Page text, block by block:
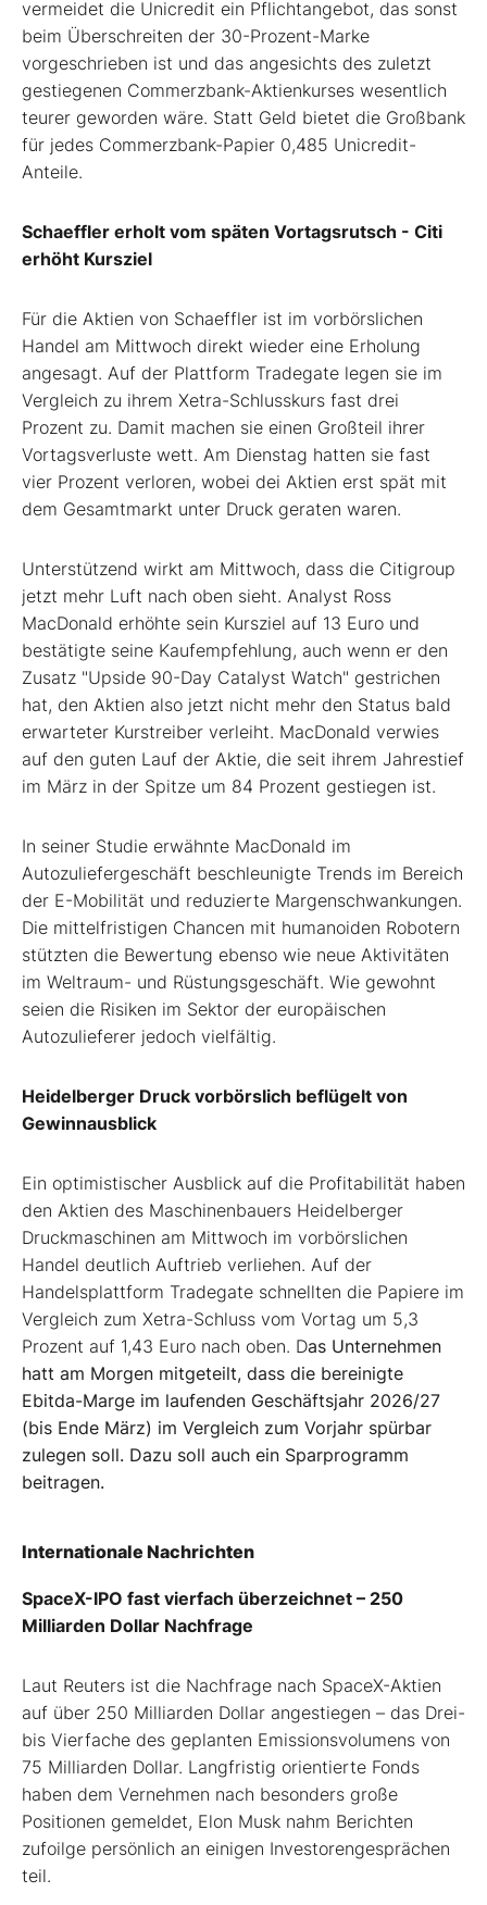
vermeidet die Unicredit ein Pflichtangebot, das sonst
beim Überschreiten der 30-Prozent-Marke
vorgeschrieben ist und das angesichts des zuletzt
gestiegenen Commerzbank-Aktienkurses wesentlich
teurer geworden wäre. Statt Geld bietet die Großbank
für jedes Commerzbank-Papier 0,485 Unicredit-
Anteile.
Schaeffler erholt vom späten Vortagsrutsch - Citi
erhöht Kursziel
Für die Aktien von Schaeffler ist im vorbörslichen
Handel am Mittwoch direkt wieder eine Erholung
angesagt. Auf der Plattform Tradegate legen sie im
Vergleich zu ihrem Xetra-Schlusskurs fast drei
Prozent zu. Damit machen sie einen Großteil ihrer
Vortagsverluste wett. Am Dienstag hatten sie fast
vier Prozent verloren, wobei dei Aktien erst spät mit
dem Gesamtmarkt unter Druck geraten waren.
Unterstützend wirkt am Mittwoch, dass die Citigroup
jetzt mehr Luft nach oben sieht. Analyst Ross
MacDonald erhöhte sein Kursziel auf 13 Euro und
bestätigte seine Kaufempfehlung, auch wenn er den
Zusatz "Upside 90-Day Catalyst Watch" gestrichen
hat, den Aktien also jetzt nicht mehr den Status bald
erwarteter Kurstreiber verleiht. MacDonald verwies
auf den guten Lauf der Aktie, die seit ihrem Jahrestief
im März in der Spitze um 84 Prozent gestiegen ist.
In seiner Studie erwähnte MacDonald im
Autozuliefergeschäft beschleunigte Trends im Bereich
der E-Mobilität und reduzierte Margenschwankungen.
Die mittelfristigen Chancen mit humanoiden Robotern
stützten die Bewertung ebenso wie neue Aktivitäten
im Weltraum- und Rüstungsgeschäft. Wie gewohnt
seien die Risiken im Sektor der europäischen
Autozulieferer jedoch vielfältig.
Heidelberger Druck vorbörslich beflügelt von
Gewinnausblick
Ein optimistischer Ausblick auf die Profitabilität haben
den Aktien des Maschinenbauers Heidelberger
Druckmaschinen am Mittwoch im vorbörslichen
Handel deutlich Auftrieb verliehen. Auf der
Handelsplattform Tradegate schnellten die Papiere im
Vergleich zum Xetra-Schluss vom Vortag um 5,3
Prozent auf 1,43 Euro nach oben. Das Unternehmen
hatt am Morgen mitgeteilt, dass die bereinigte
Ebitda-Marge im laufenden Geschäftsjahr 2026/27
(bis Ende März) im Vergleich zum Vorjahr spürbar
zulegen soll. Dazu soll auch ein Sparprogramm
beitragen.
Internationale Nachrichten
SpaceX-IPO fast vierfach überzeichnet – 250
Milliarden Dollar Nachfrage
Laut Reuters ist die Nachfrage nach SpaceX-Aktien
auf über 250 Milliarden Dollar angestiegen – das Drei-
bis Vierfache des geplanten Emissionsvolumens von
75 Milliarden Dollar. Langfristig orientierte Fonds
haben dem Vernehmen nach besonders große
Positionen gemeldet, Elon Musk nahm Berichten
zufoilge persönlich an einigen Investorengesprächen
teil.